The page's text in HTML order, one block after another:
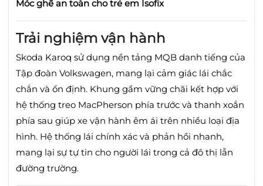
Móc ghế an toàn cho trẻ em Isofix
Trải nghiệm vận hành
Skoda Karoq sử dụng nền tảng MQB danh tiếng của
Tập đoàn Volkswagen, mang lại cảm giác lái chắc
chắn và ổn định. Khung gầm vững chãi kết hợp với
hệ thống treo MacPherson phía trước và thanh xoắn
phía sau giúp xe vận hành êm ái trên nhiều loại địa
hình. Hệ thống lái chính xác và phản hồi nhanh,
mang lại sự tự tin cho người lái trong cả đô thị lẫn
đường trường.